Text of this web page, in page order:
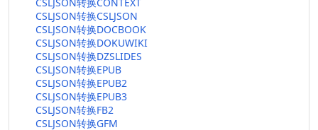
CSLJSON转换CSLJSON
CSLJSON转换DOCBOOK
CSLJSON转换DOKUWIKI
CSLJSON转换DZSLIDES
CSLJSON转换EPUB
CSLJSON转换EPUB2
CSLJSON转换EPUB3
CSLJSON转换FB2
CSLJSON转换GFM